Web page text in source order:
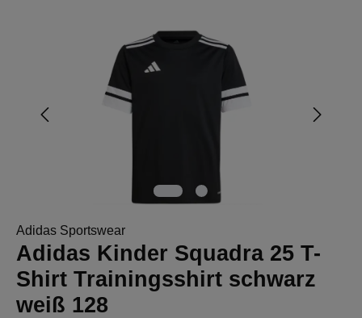
Bildergalerie überspringen
Adidas Sportswear
Adidas Kinder Squadra 25 T-
Shirt Trainingsshirt schwarz
weiß 128